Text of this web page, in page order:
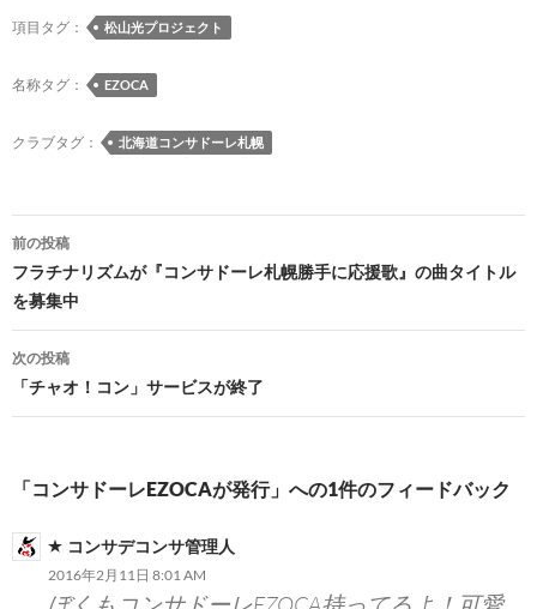
o
o
k
y
ds
項目タグ： 松山光プロジェクト
名称タグ： EZOCA
クラブタグ： 北海道コンサドーレ札幌
投
稿
ナ
ビ
ゲ
シ
ョ
ン
前の投稿
フラチナリズムが『コンサドーレ札幌勝手に応援歌』の曲タイトル
を募集中
次の投稿
「チャオ！コン」サービスが終了
「コンサドーレEZOCAが発行」への1件のフィードバック
コンサデコンサ管理人
2016年2月11日 8:01 AM